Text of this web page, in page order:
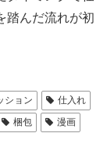
踏んだ流れが初
ション
仕入れ
梱包
漫画